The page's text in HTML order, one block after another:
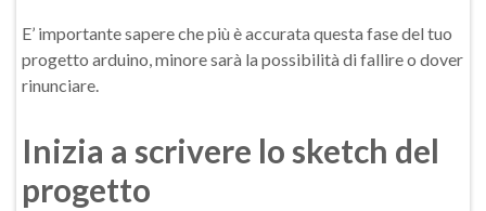
E’ importante sapere che più è accurata questa fase del tuo
progetto arduino, minore sarà la possibilità di fallire o dover
rinunciare.
Inizia a scrivere lo sketch del
progetto